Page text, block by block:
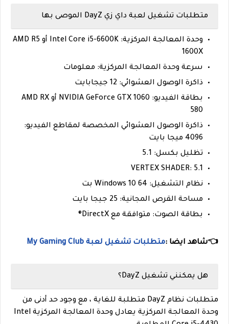
متطلبات تشغيل لعبة داي زي DayZ الموصى بها
وحدة المعالجة المركزية: Intel Core i5-6600K أو AMD R5
1600X
سرعة وحدة المعالجة المركزية: معلومات
ذاكرة الوصول العشوائي: 12 جيجابايت
بطاقة الفيديو: NVIDIA GeForce GTX 1060 أو AMD RX
580
ذاكرة الوصول العشوائي المخصصة لمقاطع الفيديو:
4096 ميجا بايت
تظليل بكسل: 5.1
VERTEX SHADER: 5.1
نظام التشغيل: Windows 10 64 بت
مساحة القرص المجانية: 25 جيجا بايت
بطاقة الصوت: متوافقة مع DirectX®
👈شاهد ايضا :متطلبات تشغيل لعبة My Gaming Club
هل يمكنني تشغيل DayZ؟
متطلبات نظام DayZ متطلبة للغاية ، مع وجود حد أدنى من
وحدة المعالجة المركزية يعادل وحدة المعالجة المركزية Intel